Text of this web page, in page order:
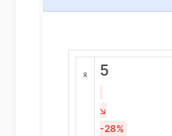
5
-28%